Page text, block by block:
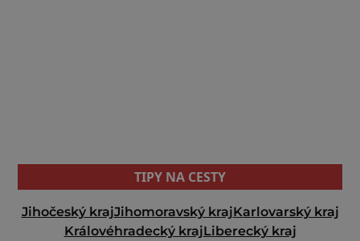
TIPY NA CESTY
Jihočeský krajJihomoravský krajKarlovarský kraj
Královéhradecký krajLiberecký kraj